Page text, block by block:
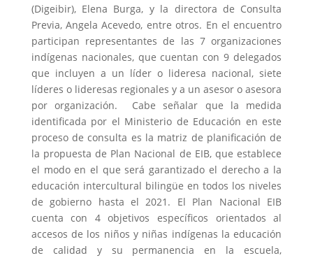
(Digeibir), Elena Burga, y la directora de Consulta
Previa, Angela Acevedo, entre otros. En el encuentro
participan representantes de las 7 organizaciones
indígenas nacionales, que cuentan con 9 delegados
que incluyen a un líder o lideresa nacional, siete
líderes o lideresas regionales y a un asesor o asesora
por organización. Cabe señalar que la medida
identificada por el Ministerio de Educación en este
proceso de consulta es la matriz de planificación de
la propuesta de Plan Nacional de EIB, que establece
el modo en el que será garantizado el derecho a la
educación intercultural bilingüe en todos los niveles
de gobierno hasta el 2021. El Plan Nacional EIB
cuenta con 4 objetivos específicos orientados al
accesos de los niños y niñas indígenas la educación
de calidad y su permanencia en la escuela,